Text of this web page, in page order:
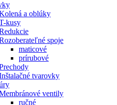
a oblúky
kusy
spoje
maticové
prírubové
tvarovky
ventily
ručné